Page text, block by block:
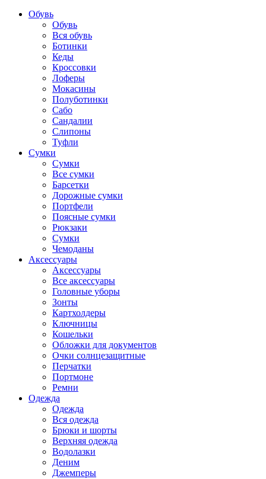
Обувь
Обувь
Вся обувь
Ботинки
Кеды
Кроссовки
Лоферы
Мокасины
Полуботинки
Сабо
Сандалии
Слипоны
Туфли
Сумки
Сумки
Все сумки
Барсетки
Дорожные сумки
Портфели
Поясные сумки
Рюкзаки
Сумки
Чемоданы
Аксессуары
Аксессуары
Все аксессуары
Головные уборы
Зонты
Картхолдеры
Ключницы
Кошельки
Обложки для документов
Очки солнцезащитные
Перчатки
Портмоне
Ремни
Одежда
Одежда
Вся одежда
Брюки и шорты
Верхняя одежда
Водолазки
Деним
Джемперы